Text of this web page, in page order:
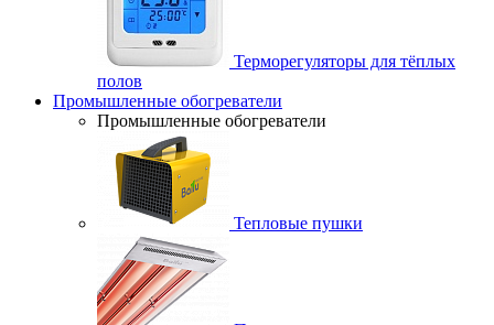
Терморегуляторы для тёплых
полов
Промышленные обогреватели
Промышленные обогреватели
Тепловые пушки